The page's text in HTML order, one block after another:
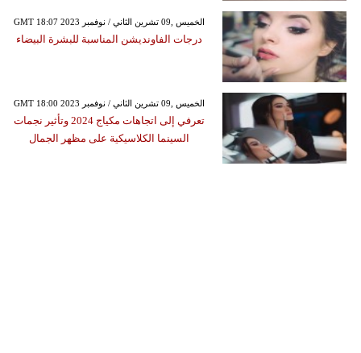
GMT 18:07 2023 الخميس ,09 تشرين الثاني / نوفمبر
درجات الفاونديشن المناسبة للبشرة البيضاء
GMT 18:00 2023 الخميس ,09 تشرين الثاني / نوفمبر
تعرفي إلى اتجاهات مكياج 2024 وتأثير نجمات
السينما الكلاسيكية على مظهر الجمال